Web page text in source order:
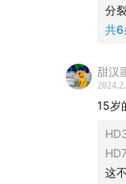
五颜六色
- 收听方
推荐您
阅收听
- 剪辑 -
分
共6
甜汉
15岁
这